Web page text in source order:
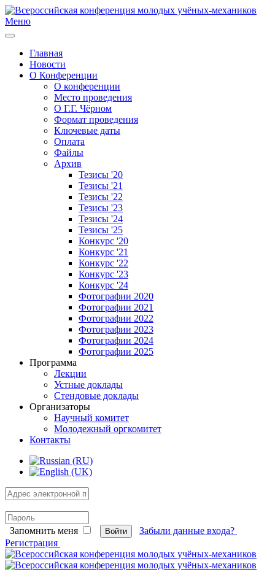
Меню
Главная
Новости
О Конференции
О конференции
Место проведения
О Г.Г. Чёрном
Формат проведения
Ключевые даты
Оплата
Файлы
Архив
Тезисы '20
Тезисы '21
Тезисы '22
Тезисы '23
Тезисы '24
Тезисы '25
Конкурс '20
Конкурс '21
Конкурс '22
Конкурс '23
Конкурс '24
Фотографии 2020
Фотографии 2021
Фотографии 2022
Фотографии 2023
Фотографии 2024
Фотографии 2025
Программа
Лекции
Устные доклады
Стендовые доклады
Организаторы
Научный комитет
Молодежный оргкомитет
Контакты
Запомнить меня Войти
Забыли данные входа?
Регистрация